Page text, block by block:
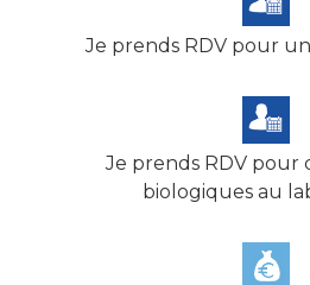
Je prends RDV pour
Je prends RDV pour
biologiques au